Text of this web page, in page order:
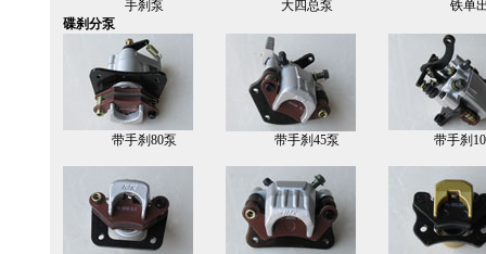
手刹泵 大四总泵
铁单
碟刹分泵
带手刹80泵 带手刹45泵 带手刹